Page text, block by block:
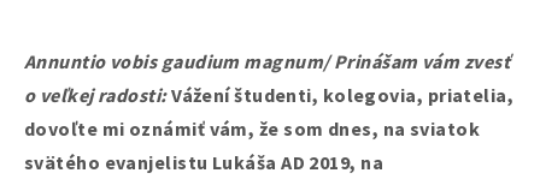
Annuntio vobis gaudium magnum/ Prinášam vám zvesť
o veľkej radosti:Vážení študenti, kolegovia, priatelia,
dovoľte mi oznámiť vám, že som dnes, na sviatok
svätého evanjelistu Lukáša AD 2019, na